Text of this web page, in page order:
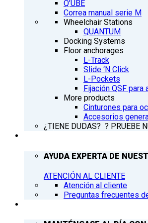
Q’UBE
Correa manual serie M
Wheelchair Stations
QUANTUM
Docking Systems
Floor anchorages
L-Track
Slide ‘N Click
L-Pockets
Fijación QSF para
More products
Cinturones para
Accesorios
¿TIENE DUDAS? ? PRUEBE
AYUDA EXPERTA DE
ATENCIÓN AL CLIENTE
Atención al cliente
Preguntas frecuentes